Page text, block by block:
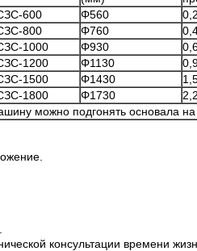
600
Φ560
800
Φ760
1000
Φ930
1200
Φ1130
1500
Φ1430
1800
Φ1730
можно подгонять основала
консультации времени